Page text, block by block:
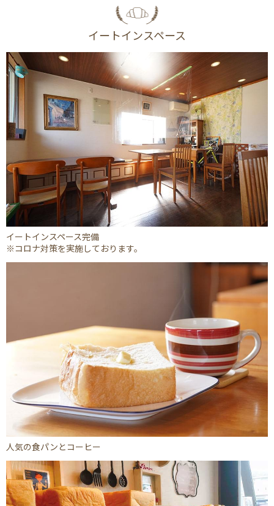
イートインスペース
イートインスペース完備
※コロナ対策を実施しております。
人気の食パンとコーヒー